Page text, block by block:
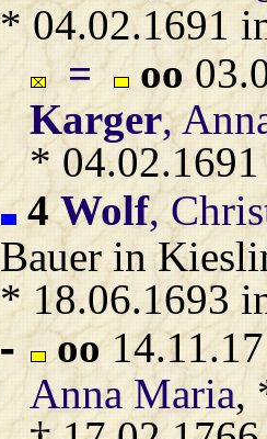
* 04.02.1691
=
oo
Karger,
*
4 Wolf,
Bauer in
* 18.06.1693
- oo
Anna Maria,